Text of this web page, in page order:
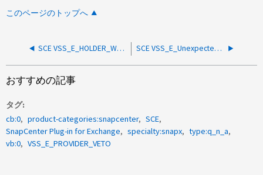
このページのトップへ
SCE VSS_E_HOLDER_Writes _timeout エラー SCE VSS_E_Unexpected _provider_error エラー
おすすめの記事
タグ
cb:0
product-categories:snapcenter
SCE
SnapCenter Plug-in for Exchange
specialty:snapx
type:q_n_a
vb:0
VSS_E_PROVIDER_VETO